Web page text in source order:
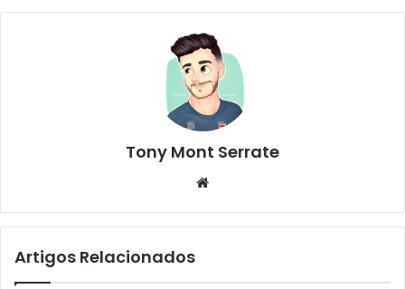
Tony Mont Serrate
te
Artigos Relacionados